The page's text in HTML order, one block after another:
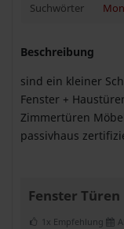
Suchwörter
Beschreibung
sind ein kleiner
Fenster +
Zimmertüren
passivhaus
Fenster
1x Empfehlung